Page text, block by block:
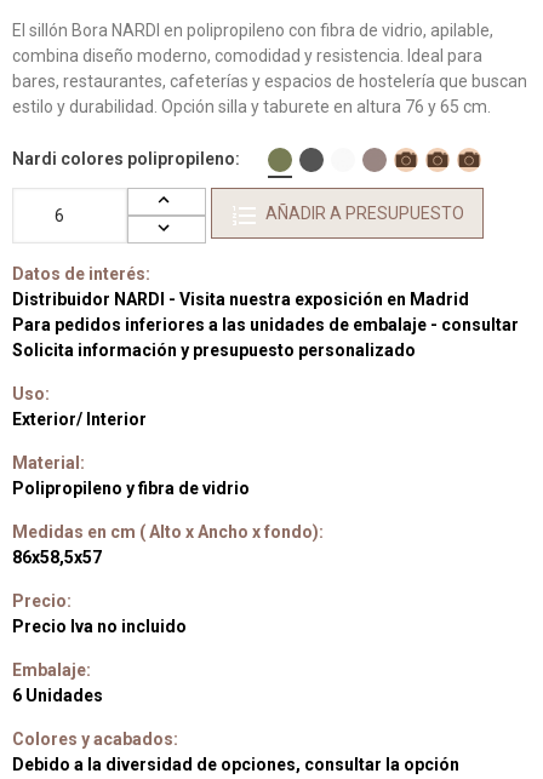
El sillón Bora NARDI en polipropileno con fibra de vidrio, apilable,
combina diseño moderno, comodidad y resistencia. Ideal para
bares, restaurantes, cafeterías y espacios de hostelería que buscan
estilo y durabilidad. Opción silla y taburete en altura 76 y 65 cm.
Nardi colores polipropileno
AÑADIR A PRESUPUESTO
Datos de interés:
Distribuidor NARDI - Visita nuestra exposición en Madrid
Para pedidos inferiores a las unidades de embalaje - consultar
Solicita información y presupuesto personalizado
Uso:
Exterior/ Interior
Material:
Polipropileno y fibra de vidrio
Medidas en cm ( Alto x Ancho x fondo):
86x58,5x57
Precio:
Precio Iva no incluido
Embalaje:
6 Unidades
Colores y acabados:
Debido a la diversidad de opciones, consultar la opción